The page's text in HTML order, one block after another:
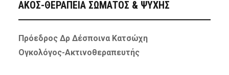
ΑΚΟΣ-ΘΕΡΑΠΕΙΑ ΣΩΜΑΤΟΣ & ΨΥΧΗΣ
Πρόεδρος Δρ Δέσποινα Κατσώχη
Ογκολόγος-Ακτινοθεραπευτής